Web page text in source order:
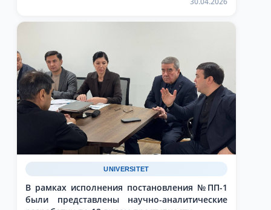
UNIVERSITET
В рамках исполнения постановления №ПП-1
были представлены научно-аналитические